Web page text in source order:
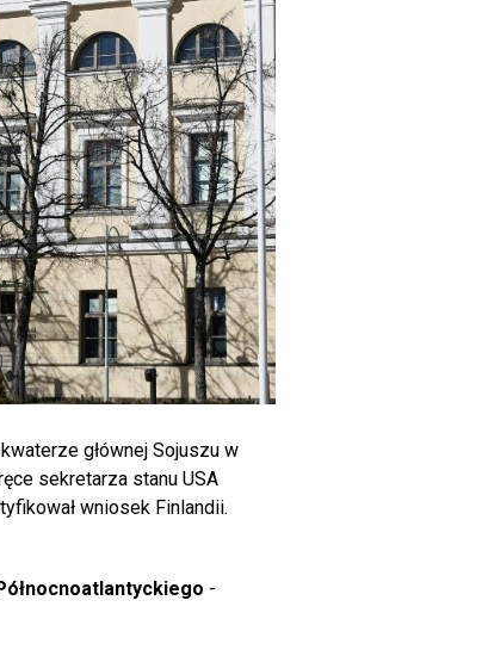
głównej Sojuszu w
sekretarza stanu USA
wniosek Finlandii.
-